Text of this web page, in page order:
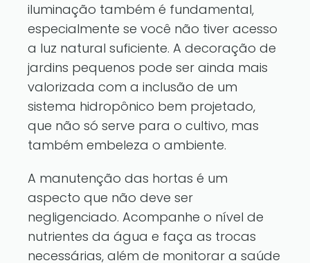
iluminação também é fundamental,
especialmente se você não tiver acesso
a luz natural suficiente. A decoração de
jardins pequenos pode ser ainda mais
valorizada com a inclusão de um
sistema hidropônico bem projetado,
que não só serve para o cultivo, mas
também embeleza o ambiente.
A manutenção das hortas é um
aspecto que não deve ser
negligenciado. Acompanhe o nível de
nutrientes da água e faça as trocas
necessárias, além de monitorar a saúde